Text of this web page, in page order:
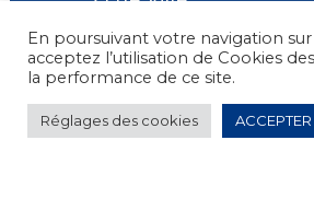
En poursuivant votre navigation
acceptez l’utilisation de Cookies
la performance de ce site.
Réglages des cookies